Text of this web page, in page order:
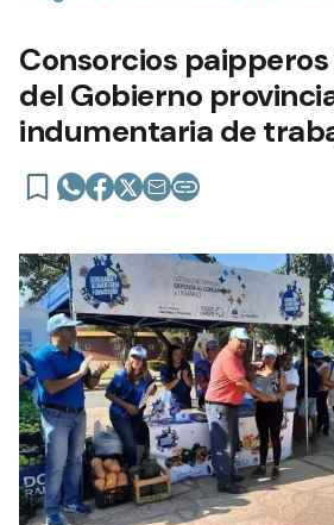
Consorcios
del Gobierno
indumentaria de